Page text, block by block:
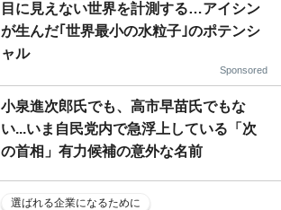
目に見えない世界を計測する…アイシン
が生んだ｢世界最小の水粒子｣のポテンシ
ャル
Sponsored
小泉進次郎氏でも、高市早苗氏でもな
い...いま自民党内で急浮上している「次
の首相」有力候補の意外な名前
選ばれる企業になるために